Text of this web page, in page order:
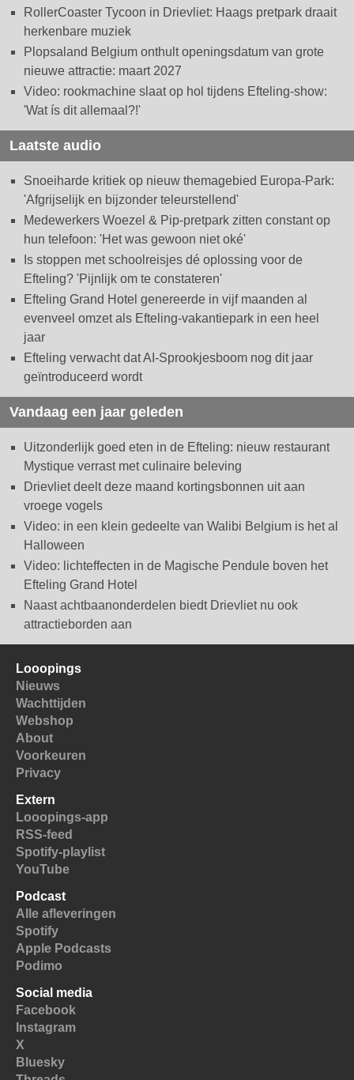
RollerCoaster Tycoon in Drievliet: Haags pretpark draait
herkenbare muziek
Plopsaland Belgium onthult openingsdatum van grote
nieuwe attractie: maart 2027
Video: rookmachine slaat op hol tijdens Efteling-show:
'Wat ís dit allemaal?!'
Laatste audio
Snoeiharde kritiek op nieuw themagebied Europa-Park:
'Afgrijselijk en bijzonder teleurstellend'
Medewerkers Woezel & Pip-pretpark zitten constant op
hun telefoon: 'Het was gewoon niet oké'
Is stoppen met schoolreisjes dé oplossing voor de
Efteling? 'Pijnlijk om te constateren'
Efteling Grand Hotel genereerde in vijf maanden al
evenveel omzet als Efteling-vakantiepark in een heel
jaar
Efteling verwacht dat AI-Sprookjesboom nog dit jaar
geïntroduceerd wordt
Vandaag een jaar geleden
Uitzonderlijk goed eten in de Efteling: nieuw restaurant
Mystique verrast met culinaire beleving
Drievliet deelt deze maand kortingsbonnen uit aan
vroege vogels
Video: in een klein gedeelte van Walibi Belgium is het al
Halloween
Video: lichteffecten in de Magische Pendule boven het
Efteling Grand Hotel
Naast achtbaanonderdelen biedt Drievliet nu ook
attractieborden aan
Looopings
Nieuws
Wachttijden
Webshop
About
Voorkeuren
Privacy
Extern
Looopings-app
RSS-feed
Spotify-playlist
YouTube
Podcast
Alle afleveringen
Spotify
Apple Podcasts
Podimo
Social media
Facebook
Instagram
X
Bluesky